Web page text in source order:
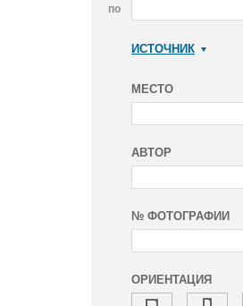
по
ИСТОЧНИК
МЕСТО
АВТОР
№ ФОТОГРАФИИ
ОРИЕНТАЦИЯ